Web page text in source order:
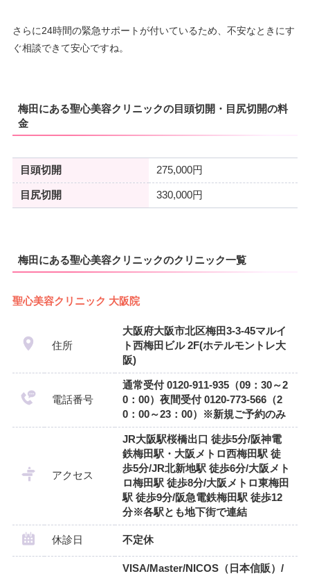
さらに24時間の緊急サポートが付いているため、不安なときにす
ぐ相談できて安心ですね。
梅田にある聖心美容クリニックの目頭切開・目尻切開の料
金
目頭切開 275,000円
目尻切開 330,000円
梅田にある聖心美容クリニックのクリニック一覧
聖心美容クリニック 大阪院
住所
大阪府大阪市北区梅田3-3-45マルイ
ト西梅田ビル 2F(ホテルモントレ大
阪)
電話番号
通常受付 0120-911-935（09：30～2
0：00）夜間受付 0120-773-566（2
0：00～23：00）※新規ご予約のみ
アクセス
JR大阪駅桜橋出口 徒歩5分/阪神電
鉄梅田駅・大阪メトロ西梅田駅 徒
歩5分/JR北新地駅 徒歩6分/大阪メト
ロ梅田駅 徒歩8分/大阪メトロ東梅田
駅 徒歩9分/阪急電鉄梅田駅 徒歩12
分※各駅とも地下街で連結
休診日 不定休
VISA/Master/NICOS（日本信販）/